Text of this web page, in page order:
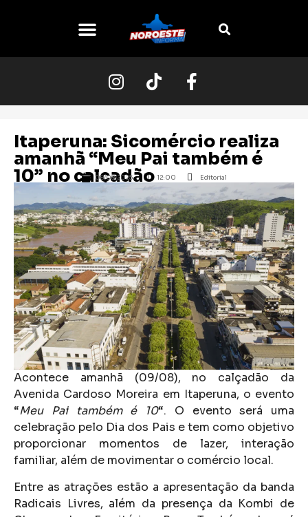
Itaperuna: Sicomércio realiza
amanhã “Meu Pai também é
10” no calçadão
08/08/2025 12:00 Editorial
Acontece amanhã (09/08), no calçadão da
Avenida Cardoso Moreira em Itaperuna, o evento
“Meu Pai também é 10“. O evento será uma
celebração pelo Dia dos Pais e tem como objetivo
proporcionar momentos de lazer, interação
familiar, além de movimentar o comércio local.
Entre as atrações estão a apresentação da banda
Radicais Livres, além da presença da Kombi de